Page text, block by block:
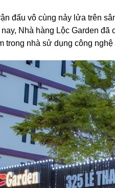
đấu vô cùng nảy lửa trên
Nhà hàng Lộc Garden
trong nhà sử dụng công